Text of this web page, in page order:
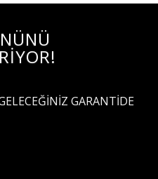
GARANTİDE